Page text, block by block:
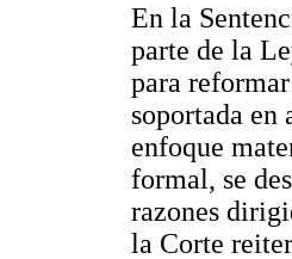
En la
parte de la
para
soportada en
enfoque
formal, se
razones
la Corte